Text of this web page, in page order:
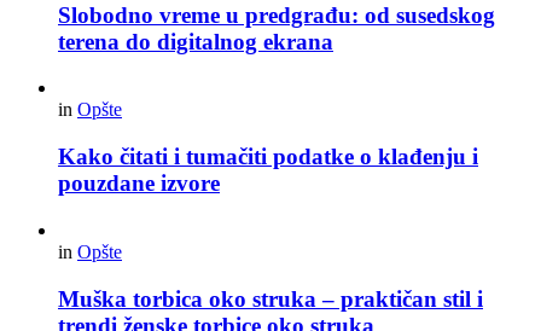
Slobodno vreme u predgrađu: od susedskog
terena do digitalnog ekrana
in Opšte
Kako čitati i tumačiti podatke o klađenju i
pouzdane izvore
in Opšte
Muška torbica oko struka – praktičan stil i
trendi ženske torbice oko struka